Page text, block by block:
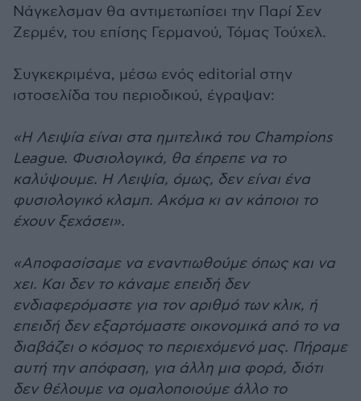
Νάγκελσμαν θα αντιμετωπίσει την Παρί Σεν
Ζερμέν, του επίσης Γερμανού, Τόμας Τούχελ.
Συγκεκριμένα, μέσω ενός editorial στην
ιστοσελίδα του περιοδικού, έγραψαν:
«Η Λειψία είναι στα ημιτελικά του Champions
League. Φυσιολογικά, θα έπρεπε να το
καλύψουμε. Η Λειψία, όμως, δεν είναι ένα
φυσιολογικό κλαμπ. Ακόμα κι αν κάποιοι το
έχουν ξεχάσει».
«Αποφασίσαμε να εναντιωθούμε όπως και να
χει. Και δεν το κάναμε επειδή δεν
ενδιαφερόμαστε για τον αριθμό των κλικ, ή
επειδή δεν εξαρτόμαστε οικονομικά από το να
διαβάζει ο κόσμος το περιεχόμενό μας. Πήραμε
αυτή την απόφαση, για άλλη μια φορά, διότι
δεν θέλουμε να ομαλοποιούμε άλλο το